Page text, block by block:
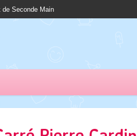
Seconde Main